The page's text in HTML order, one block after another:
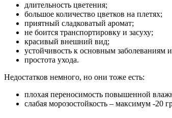
длительность цветения;
большое количество цветков на плетях;
приятный сладковатый аромат;
не боится транспортировку и засуху;
красивый внешний вид;
устойчивость к основным заболеваниям
простота ухода.
Недостатков немного, но они тоже есть:
плохая переносимость повышенной
слабая морозостойкость – максимум -20